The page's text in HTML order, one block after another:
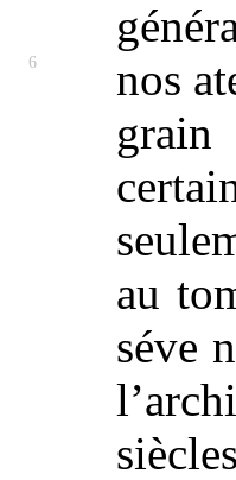
nos
6
au
séve